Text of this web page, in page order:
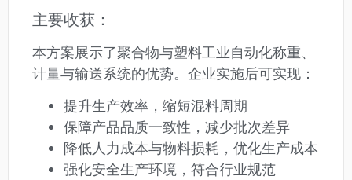
主要收获：
本方案展示了聚合物与塑料工业自动化称重、
计量与输送系统的优势。企业实施后可实现：
提升生产效率，缩短混料周期
保障产品品质一致性，减少批次差异
降低人力成本与物料损耗，优化生产成本
强化安全生产环境，符合行业规范